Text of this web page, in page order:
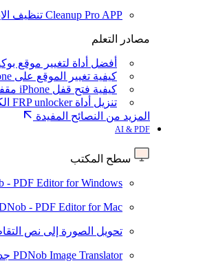
Cleanup Pro APP تنظيف
مصادر التعلم
أفضل أداة لتغيير موقع
كيفية تغيير الموقع على iPhone
كيفية فتح قفل iPhone مقفل على مالكه
تنزيل أداة FRP unlocker الكل في واحد مجانًا
المزيد من النصائح المفيدة
AI & PDF
سطح المكتب
- PDF Editor for Windows
- PDF Editor for Mac
تحويل الصورة إلى نص
PDNob Image Translator